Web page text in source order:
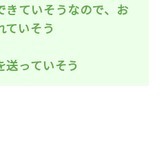
きていそうなので、お
ていそう
送っていそう